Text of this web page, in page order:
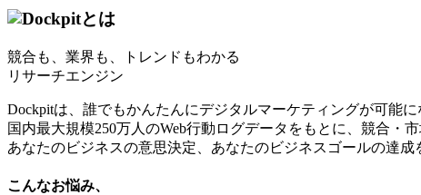
とは
競合も、業界も、トレンドもわかる
リサーチエンジン
Dockpitは、誰でもかんたんにデジタルマーケティングが可能に
国内最大規模250万人のWeb行動ログデータをもとに、競合・
あなたのビジネスの意思決定、あなたのビジネスゴールの達成
こんなお悩み、